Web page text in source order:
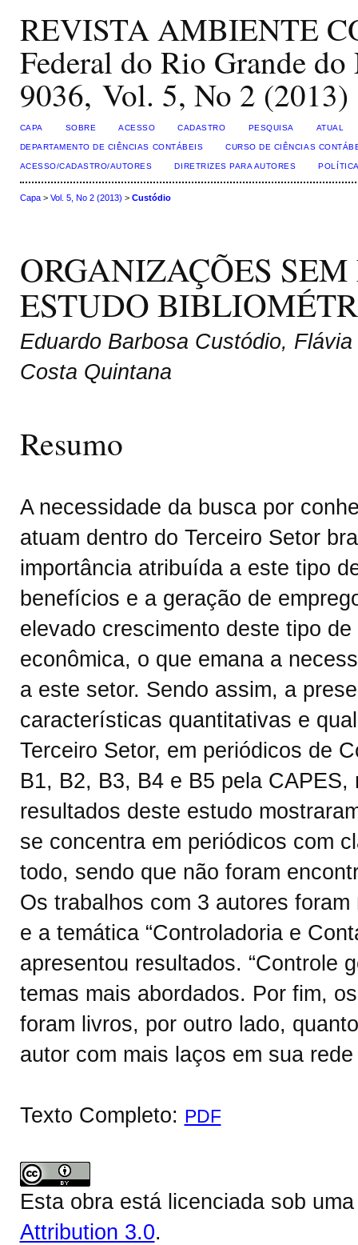
REVISTA AMBIENTE
Federal do Rio Grande
9036, Vol. 5, No 2 (2013)
CAPA SOBRE ACESSO CADASTRO PESQUISA ATUAL
DEPARTAMENTO DE CIÊNCIAS CONTÁBEIS CURSO DE CIÊNCIAS
ACESSO/CADASTRO/AUTORES DIRETRIZES PARA AUTORES
Capa> Vol. 5, No 2 (2013) > Custódio
ORGANIZAÇÕES
ESTUDO
Eduardo Barbosa Custódio,
Costa Quintana
Resumo
A necessidade da busca por
atuam dentro do Terceiro Setor
importância atribuída a este tipo
benefícios e a geração de
elevado crescimento deste tipo
econômica, o que emana a
a este setor. Sendo assim, a
características quantitativas e
Terceiro Setor, em periódicos de
B1, B2, B3, B4 e B5 pela
resultados deste estudo
se concentra em periódicos com
todo, sendo que não foram
Os trabalhos com 3 autores
e a temática “Controladoria e
apresentou resultados. “Controle
temas mais abordados. Por fim,
foram livros, por outro lado,
autor com mais laços em sua rede
Texto Completo: PDF
Esta obra está licenciada sob
Attribution 3.0.